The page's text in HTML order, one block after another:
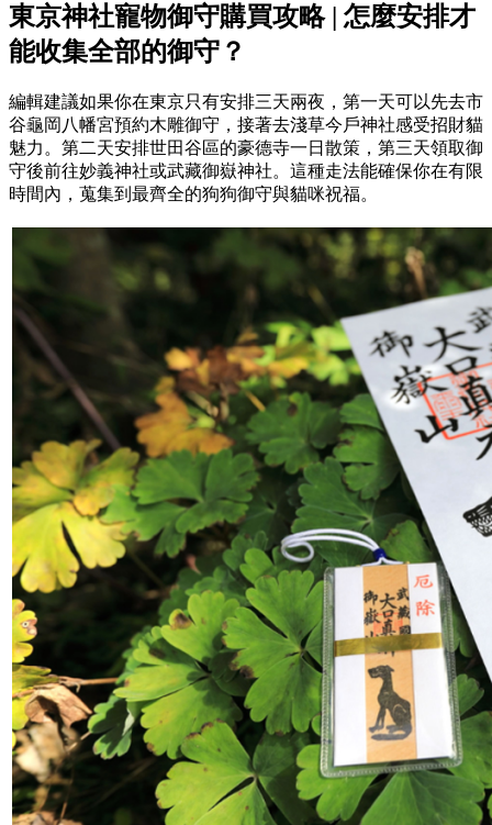
東京神社寵物御守購買攻略 | 怎麼安排才
能收集全部的御守？
編輯建議如果你在東京只有安排三天兩夜，第一天可以先去市
谷龜岡八幡宮預約木雕御守，接著去淺草今戶神社感受招財貓
魅力。第二天安排世田谷區的豪德寺一日散策，第三天領取御
守後前往妙義神社或武藏御嶽神社。這種走法能確保你在有限
時間內，蒐集到最齊全的狗狗御守與貓咪祝福。